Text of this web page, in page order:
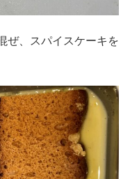
ぜ、スパイスケーキを